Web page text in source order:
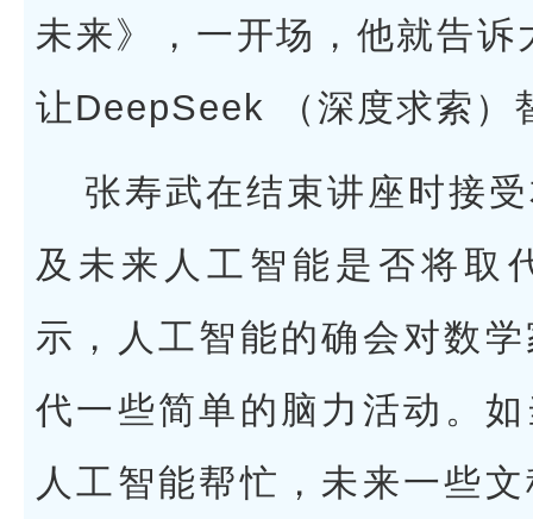
未来》，一开场，他就告诉
让DeepSeek （深度求索）
张寿武在结束讲座时接
及未来人工智能是否将取
示，人工智能的确会对数
代一些简单的脑力活动。
人工智能帮忙，未来一些